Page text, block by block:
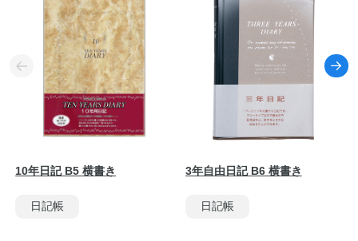
10年日記 B5 横書き
日記帳
3年自由日記 B6 横書き
日記帳